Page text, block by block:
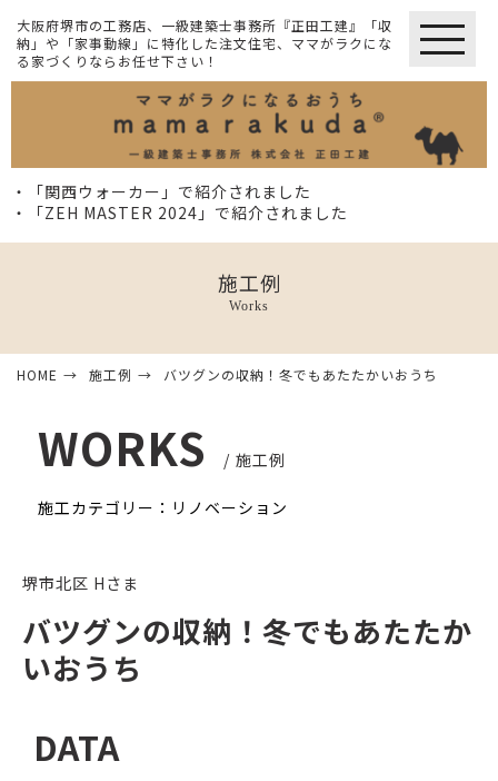
大阪府堺市の工務店、一級建築士事務所『正田工建』「収
納」や「家事動線」に特化した注文住宅、ママがラクにな
る家づくりならお任せ下さい！
・「関西ウォーカー」で紹介されました
・「ZEH MASTER 2024」で紹介されました
施工例
Works
HOME 施工例 バツグンの収納！冬でもあたたかいおうち
WORKS 施工例
施工カテゴリー：リノベーション
堺市北区 Hさま
バツグンの収納！冬でもあたたか
いおうち
DATA